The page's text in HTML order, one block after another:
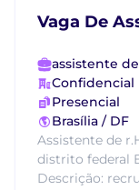
Vaga De
assistente
Confidencial
Presencial
Brasília / DF
Assistente de
distrito federal
Descrição: